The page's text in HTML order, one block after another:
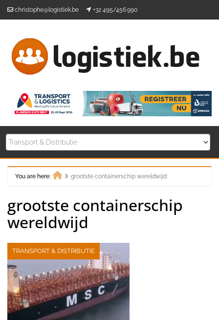
christophe@logistiek.be +32 495/456.990
You are here:
grootste containerschip wereldwijd
grootste containerschip
wereldwijd
TRANSPORT & DISTRIBUTIE